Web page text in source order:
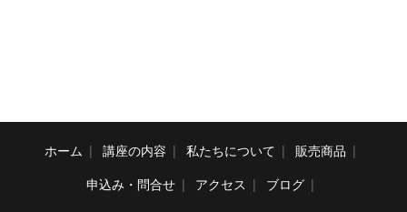
ホーム 講座の内容 私たちについて
販売商品
申込み・問合せ
アクセス
ブログ